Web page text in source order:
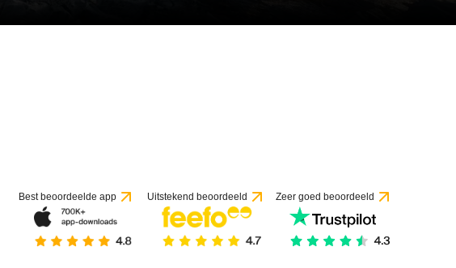
Best beoordeelde app Uitstekend beoordeeld Zeer goed beoordeeld